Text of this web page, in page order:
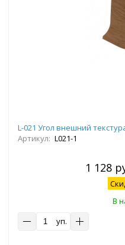
L-021 Угол внешний
Артикул: L021-1
1 128
В
уп.